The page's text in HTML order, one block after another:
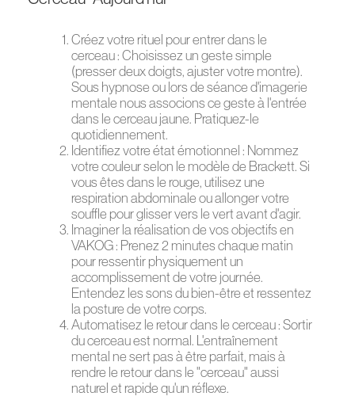
Créez votre rituel pour entrer dans le
cerceau : Choisissez un geste simple
(presser deux doigts, ajuster votre montre).
Sous hypnose ou lors de séance d'imagerie
mentale nous associons ce geste à l'entrée
dans le cerceau jaune. Pratiquez-le
quotidiennement.
Identifiez votre état émotionnel : Nommez
votre couleur selon le modèle de Brackett. Si
vous êtes dans le rouge, utilisez une
respiration abdominale ou allonger votre
souffle pour glisser vers le vert avant d'agir.
Imaginer la réalisation de vos objectifs en
VAKOG : Prenez 2 minutes chaque matin
pour ressentir physiquement un
accomplissement de votre journée.
Entendez les sons du bien-être et ressentez
la posture de votre corps.
Automatisez le retour dans le cerceau : Sortir
du cerceau est normal. L'entraînement
mental ne sert pas à être parfait, mais à
rendre le retour dans le "cerceau" aussi
naturel et rapide qu'un réflexe.